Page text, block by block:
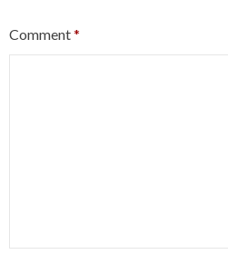
Comment*